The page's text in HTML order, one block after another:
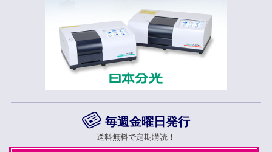
毎週金曜日発行
送料無料で定期購読！